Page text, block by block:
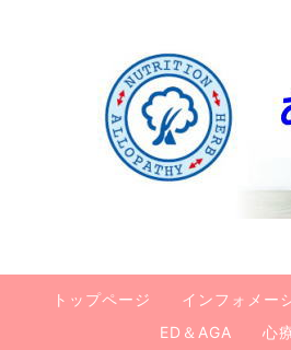
トップページ インフォメー
ED＆AGA
心